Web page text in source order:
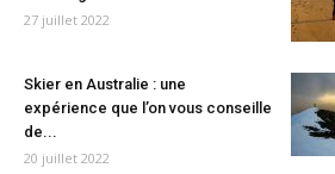
27 juillet 2022
Skier en Australie : une
expérience que l’on vous conseille
de...
20 juillet 2022